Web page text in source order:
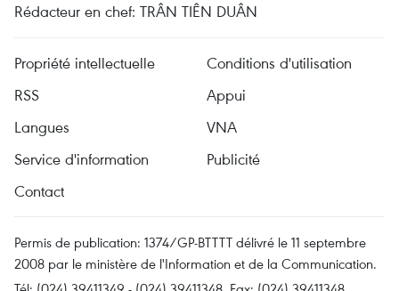
Rédacteur en chef: TRÂN TIÊN DUÂN
Propriété intellectuelle
Conditions d'utilisation
RSS
Appui
Langues
VNA
Service d'information
Publicité
Contact
Permis de publication: 1374/GP-BTTTT délivré le 11 septembre
2008 par le ministère de l'Information et de la Communication.